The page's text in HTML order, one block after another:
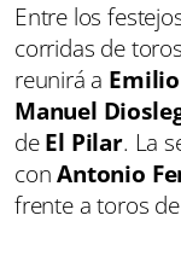
Entre los
corridas de
reunirá a
Manuel
deEl Pilar. La
conAntonio
frente a toros de